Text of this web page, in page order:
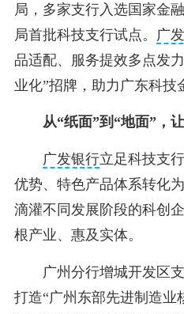
局，多家支行入选国家金
局首批科技支行试点。
广
品适配、服务提效多点发
业化”招牌，助力广东科技
从“纸面”到“地面”，
广发银行立足科技支
优势、特色产品体系转化
滴灌不同发展阶段的科创
根产业、惠及实体。
广州分行增城开发区
打造“广州东部先进制造业